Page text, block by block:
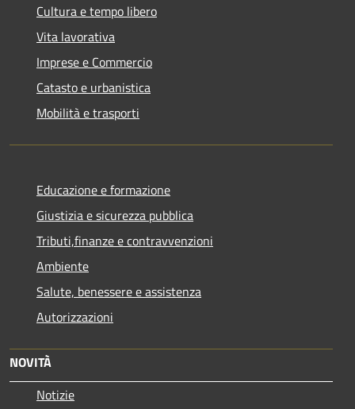
Cultura e tempo libero
Vita lavorativa
Imprese e Commercio
Catasto e urbanistica
Mobilità e trasporti
Educazione e formazione
Giustizia e sicurezza pubblica
Tributi,finanze e contravvenzioni
Ambiente
Salute, benessere e assistenza
Autorizzazioni
NOVITÀ
Notizie